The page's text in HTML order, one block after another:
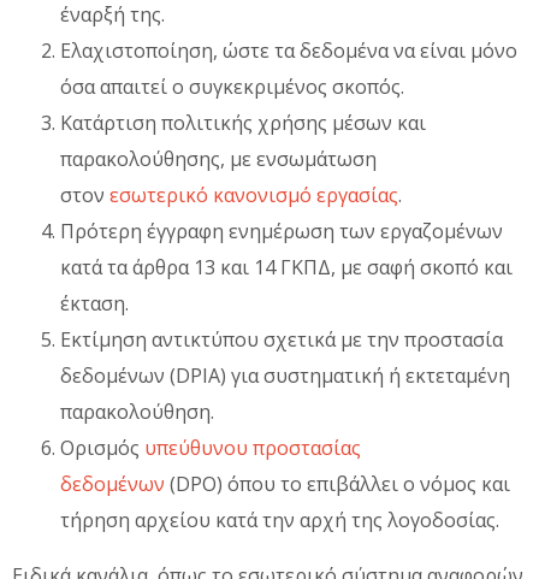
έναρξή της.
Ελαχιστοποίηση, ώστε τα δεδομένα να είναι μόνο
όσα απαιτεί ο συγκεκριμένος σκοπός.
Κατάρτιση πολιτικής χρήσης μέσων και
παρακολούθησης, με ενσωμάτωση
στον εσωτερικό κανονισμό εργασίας.
Πρότερη έγγραφη ενημέρωση των εργαζομένων
κατά τα άρθρα 13 και 14 ΓΚΠΔ, με σαφή σκοπό και
έκταση.
Εκτίμηση αντικτύπου σχετικά με την προστασία
δεδομένων (DPIA) για συστηματική ή εκτεταμένη
παρακολούθηση.
Ορισμός υπεύθυνου προστασίας
δεδομένων (DPO) όπου το επιβάλλει ο νόμος και
τήρηση αρχείου κατά την αρχή της λογοδοσίας.